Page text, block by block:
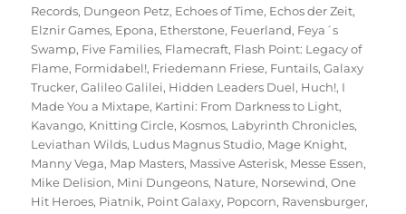
Records, Dungeon Petz, Echoes of Time, Echos der Zeit,
Elznir Games, Epona, Etherstone, Feuerland, Feya´s
Swamp, Five Families, Flamecraft, Flash Point: Legacy of
Flame, Formidabel!, Friedemann Friese, Funtails,Galaxy
Trucker,Galileo Galilei, Hidden Leaders Duel, Huch!, I
Made You a Mixtape, Kartini: From Darkness to Light,
Kavango, Knitting Circle, Kosmos, Labyrinth Chronicles,
Leviathan Wilds, Ludus Magnus Studio, Mage Knight,
Manny Vega, Map Masters, Massive Asterisk, Messe Essen,
Mike Delision, Mini Dungeons, Nature, Norsewind,One
Hit Heroes, Piatnik, Point Galaxy, Popcorn, Ravensburger,